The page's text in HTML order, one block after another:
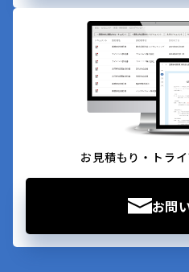
お見積もり・トラ
お問